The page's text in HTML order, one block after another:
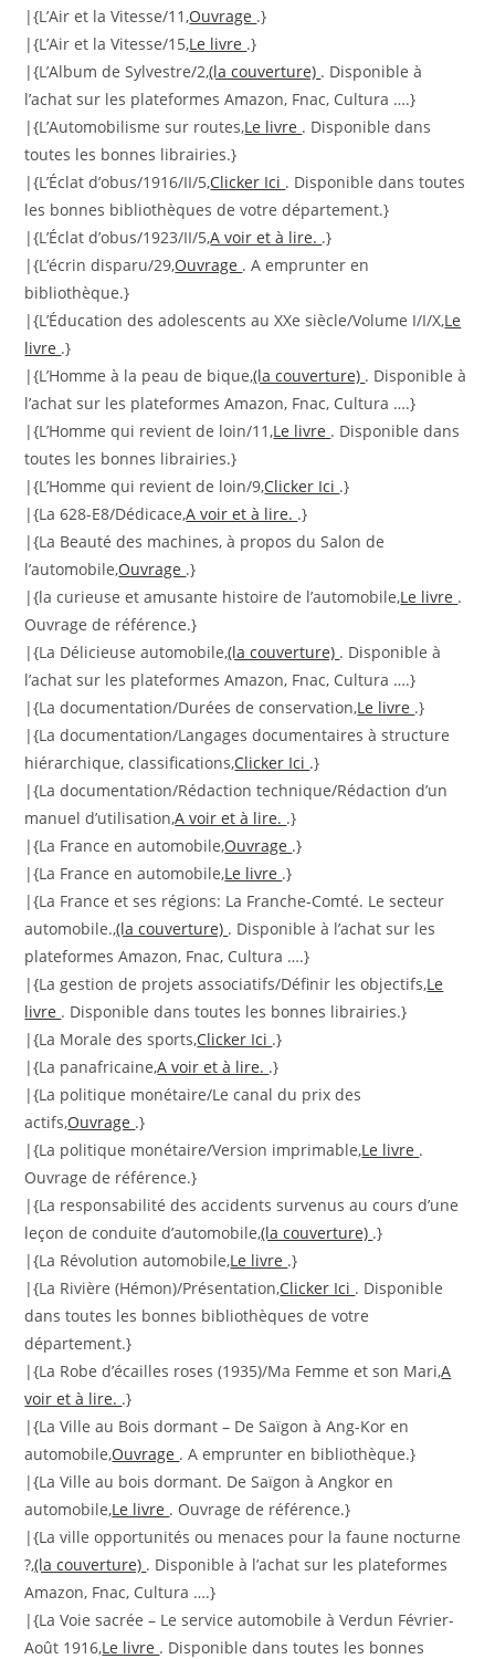
|{L’Air et la Vitesse/11,Ouvrage .}
|{L’Air et la Vitesse/15,Le livre .}
|{L’Album de Sylvestre/2,(la couverture) . Disponible à
l’achat sur les plateformes Amazon, Fnac, Cultura ….}
|{L’Automobilisme sur routes,Le livre . Disponible dans
toutes les bonnes librairies.}
|{L’Éclat d’obus/1916/II/5,Clicker Ici . Disponible dans toutes
les bonnes bibliothèques de votre département.}
|{L’Éclat d’obus/1923/II/5,A voir et à lire. .}
|{L’écrin disparu/29,Ouvrage . A emprunter en
bibliothèque.}
|{L’Éducation des adolescents au XXe siècle/Volume I/I/X,Le
livre .}
|{L’Homme à la peau de bique,(la couverture) . Disponible à
l’achat sur les plateformes Amazon, Fnac, Cultura ….}
|{L’Homme qui revient de loin/11,Le livre . Disponible dans
toutes les bonnes librairies.}
|{L’Homme qui revient de loin/9,Clicker Ici .}
|{La 628-E8/Dédicace,A voir et à lire. .}
|{La Beauté des machines, à propos du Salon de
l’automobile,Ouvrage .}
|{la curieuse et amusante histoire de l’automobile,Le livre .
Ouvrage de référence.}
|{La Délicieuse automobile,(la couverture) . Disponible à
l’achat sur les plateformes Amazon, Fnac, Cultura ….}
|{La documentation/Durées de conservation,Le livre .}
|{La documentation/Langages documentaires à structure
hiérarchique, classifications,Clicker Ici .}
|{La documentation/Rédaction technique/Rédaction d’un
manuel d’utilisation,A voir et à lire. .}
|{La France en automobile,Ouvrage .}
|{La France en automobile,Le livre .}
|{La France et ses régions: La Franche-Comté. Le secteur
automobile.,(la couverture) . Disponible à l’achat sur les
plateformes Amazon, Fnac, Cultura ….}
|{La gestion de projets associatifs/Définir les objectifs,Le
livre . Disponible dans toutes les bonnes librairies.}
|{La Morale des sports,Clicker Ici .}
|{La panafricaine,A voir et à lire. .}
|{La politique monétaire/Le canal du prix des
actifs,Ouvrage .}
|{La politique monétaire/Version imprimable,Le livre .
Ouvrage de référence.}
|{La responsabilité des accidents survenus au cours d’une
leçon de conduite d’automobile,(la couverture) .}
|{La Révolution automobile,Le livre .}
|{La Rivière (Hémon)/Présentation,Clicker Ici . Disponible
dans toutes les bonnes bibliothèques de votre
département.}
|{La Robe d’écailles roses (1935)/Ma Femme et son Mari,A
voir et à lire. .}
|{La Ville au Bois dormant – De Saïgon à Ang-Kor en
automobile,Ouvrage . A emprunter en bibliothèque.}
|{La Ville au bois dormant. De Saïgon à Angkor en
automobile,Le livre . Ouvrage de référence.}
|{La ville opportunités ou menaces pour la faune nocturne
?,(la couverture) . Disponible à l’achat sur les plateformes
Amazon, Fnac, Cultura ….}
|{La Voie sacrée – Le service automobile à Verdun Février-
Août 1916,Le livre . Disponible dans toutes les bonnes